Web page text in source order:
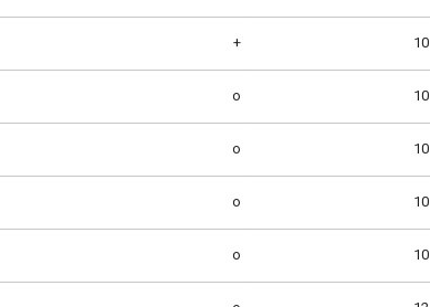
+ 10
o 10
o 10
o 10
o 10